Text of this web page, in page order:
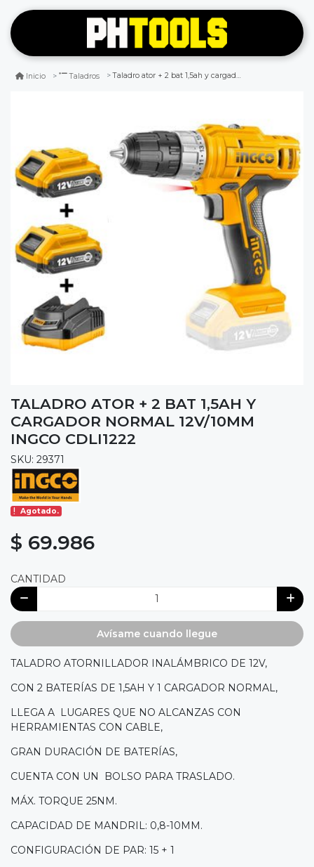
Inicio Taladros Taladro ator + 2 bat 1,5ah y cargador normal 12v/10mm ingco cdli1222
TALADRO ATOR + 2 BAT 1,5AH Y
CARGADOR NORMAL 12V/10MM
INGCO CDLI1222
SKU: 29371
Agotado.
$ 69.986
CANTIDAD
Avísame cuando llegue
TALADRO ATORNILLADOR INALÁMBRICO DE 12V,
CON 2 BATERÍAS DE 1,5AH Y 1 CARGADOR NORMAL,
LLEGA A LUGARES QUE NO ALCANZAS CON
HERRAMIENTAS CON CABLE,
GRAN DURACIÓN DE BATERÍAS,
CUENTA CON UN BOLSO PARA TRASLADO.
MÁX. TORQUE 25NM.
CAPACIDAD DE MANDRIL: 0,8-10MM.
CONFIGURACIÓN DE PAR: 15 + 1